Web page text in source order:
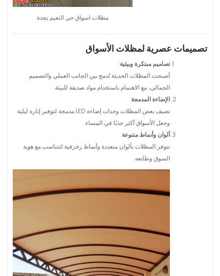
مظلات اسواق حي النعيم بجدة
تصميمات عصرية لمظلات الأسواق
تصاميم مبتكرة وبيئية:
أصبحت المظلات الحديثة تُدمج بين الجانب العملي والتصميم
الجمالي، مع الاهتمام باستخدام مواد صديقة للبيئة.
الإضاءة المدمجة:
تضيف بعض المظلات وحدات إضاءة LED مدمجة لتوفير إنارة ليلية
وجعل الأسواق أكثر جذبًا في المساء.
ألوان وأنماط متنوعة:
تتوفر المظلات بألوان متعددة وأنماط زخرفية لتتناسب مع هوية
السوق وطابعه.